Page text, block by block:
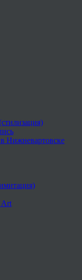
Нижневартовске
Art